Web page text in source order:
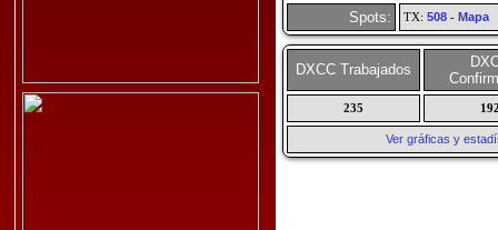
Spots:
TX: 508- Mapa
DXCC Trabajados
235
Ver gráficas y